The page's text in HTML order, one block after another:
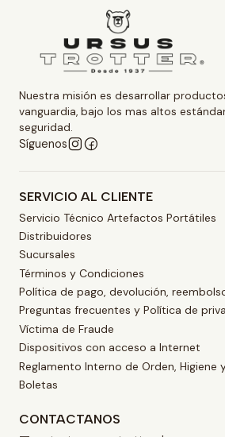
Nuestra misión es desarrollar
vanguardia, bajo los mas altos
seguridad.
Síguenos
SERVICIO AL CLIENTE
Servicio Técnico Artefactos Portátiles
Distribuidores
Sucursales
Términos y Condiciones
Política de pago, devolución,
Preguntas frecuentes y Política de
Víctima de Fraude
Dispositivos con acceso a Internet
Reglamento Interno de Orden, Higiene
Boletas
CONTACTANOS